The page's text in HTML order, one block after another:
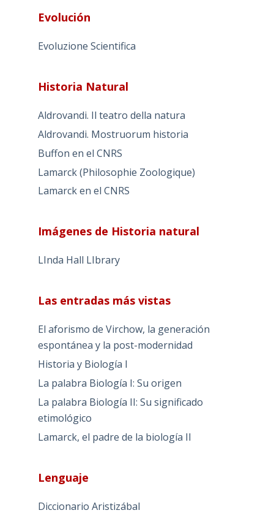
Evolución
Evoluzione Scientifica
Historia Natural
Aldrovandi. Il teatro della natura
Aldrovandi. Mostruorum historia
Buffon en el CNRS
Lamarck (Philosophie Zoologique)
Lamarck en el CNRS
Imágenes de Historia natural
LInda Hall LIbrary
Las entradas más vistas
El aforismo de Virchow, la generación
espontánea y la post-modernidad
Historia y Biología I
La palabra Biología I: Su origen
La palabra Biología II: Su significado
etimológico
Lamarck, el padre de la biología II
Lenguaje
Diccionario Aristizábal